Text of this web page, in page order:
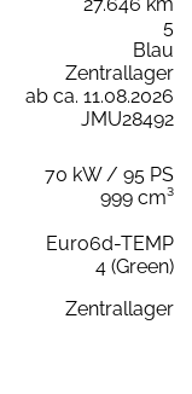
5
Blau
Zentrallager
ab ca. 11.08.2026
JMU28492
70 kW / 95 PS
999 cm³
Euro6d-TEMP
4 (Green)
Zentrallager